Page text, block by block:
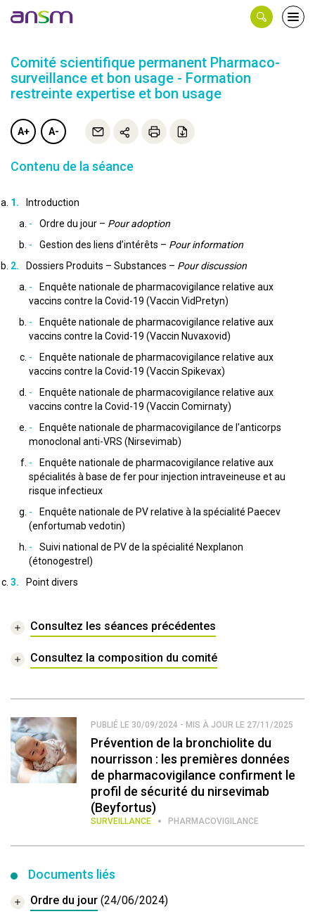
Comité scientifique permanent Pharmaco-
surveillance et bon usage - Formation
restreinte expertise et bon usage
A+ A-
Contenu de la séance
Introduction
Ordre du jour – Pour adoption
Gestion des liens d’intérêts – Pour information
Dossiers Produits – Substances – Pour discussion
Enquête nationale de pharmacovigilance relative aux
vaccins contre la Covid-19 (Vaccin VidPretyn)
Enquête nationale de pharmacovigilance relative aux
vaccins contre la Covid-19 (Vaccin Nuvaxovid)
Enquête nationale de pharmacovigilance relative aux
vaccins contre la Covid-19 (Vaccin Spikevax)
Enquête nationale de pharmacovigilance relative aux
vaccins contre la Covid-19 (Vaccin Comirnaty)
Enquête nationale de pharmacovigilance de l'anticorps
monoclonal anti-VRS (Nirsevimab)
Enquête nationale de pharmacovigilance relative aux
spécialités à base de fer pour injection intraveineuse et au
risque infectieux
Enquête nationale de PV relative à la spécialité Paecev
(enfortumab vedotin)
Suivi national de PV de la spécialité Nexplanon
(étonogestrel)
Point divers
Consultez les séances précédentes
Consultez la composition du comité
PUBLIÉ LE 30/09/2024 - MIS À JOUR LE 27/11/2025
Prévention de la bronchiolite du
nourrisson : les premières données
de pharmacovigilance confirment le
profil de sécurité du nirsevimab
(Beyfortus)
SURVEILLANCE PHARMACOVIGILANCE
Documents liés
Ordre du jour (24/06/2024)